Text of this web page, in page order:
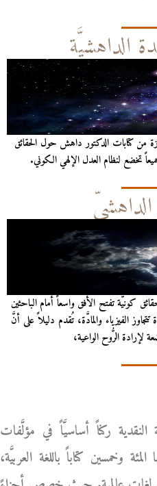
الداهشيَّة
كتابات الدكتور داهش حول الحقائق
تخضع لنظام العدل الإلهي الكوني.
كونيَّة تفتح الأفق واسعاً أمام الباحثين
الفيزياء والمادَّة، تُقدم دليلاً على أنَّ
لإرادة الرُّوح الواعية،
النقدية ركناً أساسيَّاً في مؤلَّفات
وخمسين كتاباً باللغة العربيَّة،